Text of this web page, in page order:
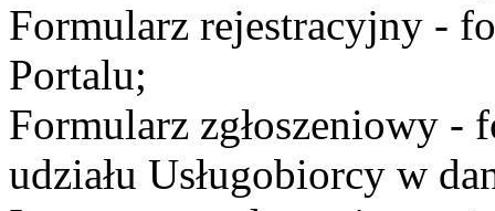
Formularz rejestracyjny -
Portalu;
Formularz zgłoszeniowy -
udziału Usługobiorcy w